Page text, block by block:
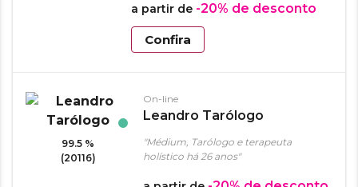
a partir de -20% de desconto
Confira
99.5 %
(20116)
On-line
Leandro Tarólogo
"Médium, Tarólogo e terapeuta
holístico há 26 anos"